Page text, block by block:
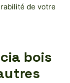
de votre
bois